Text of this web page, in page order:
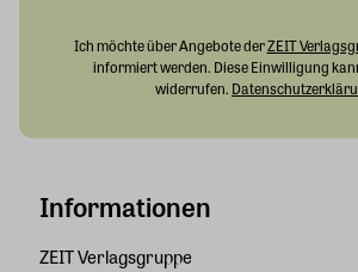
Informationen
ZEIT Verlagsgruppe
Ich möchte über Angebote derZEIT
informiert werden. Diese Einwilligung
widerrufen.